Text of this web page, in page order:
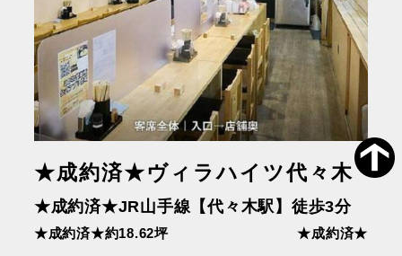
★成約済★ヴィラハイツ代々木
★成約済★JR山手線【代々木駅】徒歩3分
★成約済★約18.62坪 ★成約済★